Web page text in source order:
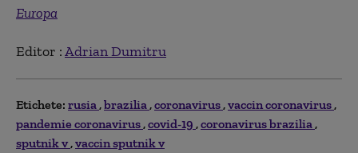
Europa
Editor :Adrian Dumitru
Etichete: rusia brazilia coronavirus vaccin coronavirus
pandemie coronavirus covid-19 coronavirus brazilia
sputnik v vaccin sputnik v